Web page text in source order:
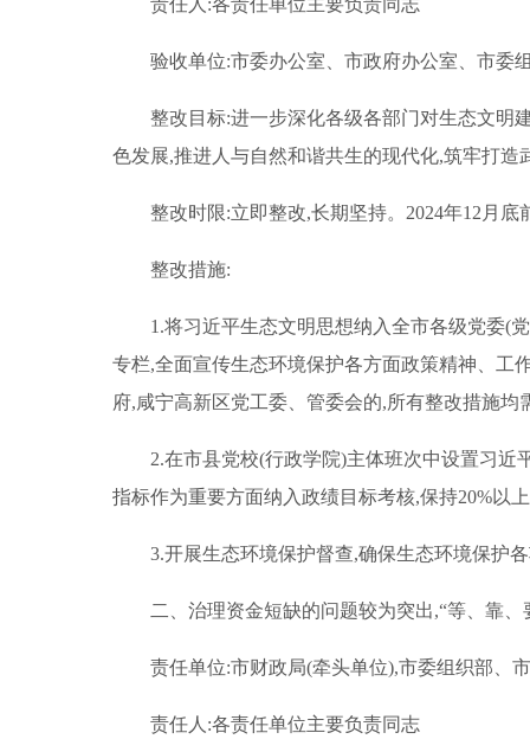
责任人:各责任单位主要负责同志
验收单位:市委办公室、市政府办公室、市委
整改目标:进一步深化各级各部门对生态文明
色发展,推进人与自然和谐共生的现代化,筑牢打
整改时限:立即整改,长期坚持。2024年12月底
整改措施:
1.将习近平生态文明思想纳入全市各级党委(
专栏,全面宣传生态环境保护各方面政策精神、工
府,咸宁高新区党工委、管委会的,所有整改措施均
2.在市县党校(行政学院)主体班次中设置习
指标作为重要方面纳入政绩目标考核,保持20%以
3.开展生态环境保护督查,确保生态环境保护
二、治理资金短缺的问题较为突出,“等、靠
责任单位:市财政局(牵头单位),市委组织部、
责任人:各责任单位主要负责同志